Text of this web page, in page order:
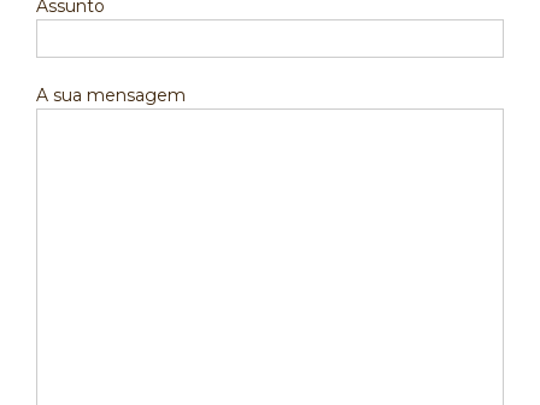
Assunto
A sua mensagem